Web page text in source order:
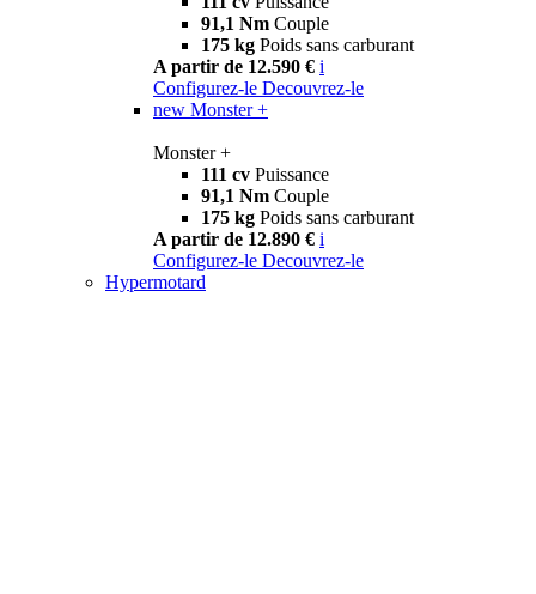
91,1 Nm Couple
175 kg Poids sans carburant
A partir de 12.590 € i
Configurez-le Decouvrez-le
new Monster +
Monster +
111 cv Puissance
91,1 Nm Couple
175 kg Poids sans carburant
A partir de 12.890 € i
Configurez-le Decouvrez-le
Hypermotard